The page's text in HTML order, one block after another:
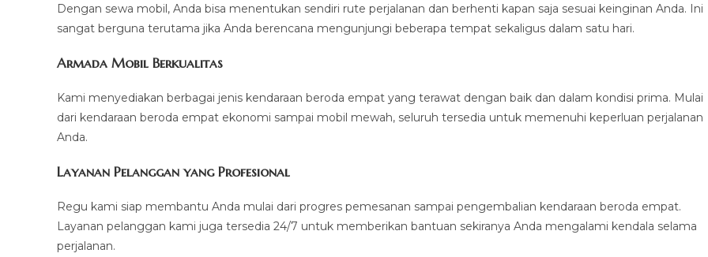
Dengan sewa mobil, Anda bisa menentukan sendiri rute perjalanan dan berhenti kapan saja sesuai keinginan Anda. Ini
sangat berguna terutama jika Anda berencana mengunjungi beberapa tempat sekaligus dalam satu hari.
Armada Mobil Berkualitas
Kami menyediakan berbagai jenis kendaraan beroda empat yang terawat dengan baik dan dalam kondisi prima. Mulai
dari kendaraan beroda empat ekonomi sampai mobil mewah, seluruh tersedia untuk memenuhi keperluan perjalanan
Anda.
Layanan Pelanggan yang Profesional
Regu kami siap membantu Anda mulai dari progres pemesanan sampai pengembalian kendaraan beroda empat.
Layanan pelanggan kami juga tersedia 24/7 untuk memberikan bantuan sekiranya Anda mengalami kendala selama
perjalanan.